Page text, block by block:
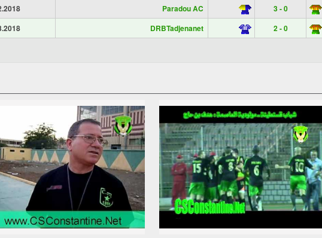
Paradou AC 3 - 0
DRBTadjenanet 2 - 0